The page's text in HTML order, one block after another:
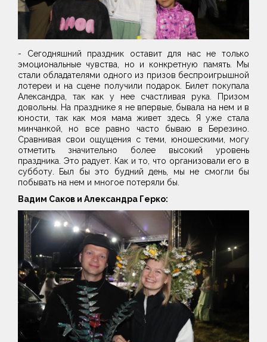
- Сегодняшний праздник оставит для нас не только
эмоциональные чувства, но и конкретную память. Мы
стали обладателями одного из призов беспроигрышной
лотереи и на сцене получили подарок. Билет покупала
Александра, так как у нее счастливая рука. Призом
довольны. На празднике я не впервые, бывала на нем и в
юности, так как моя мама живет здесь. Я уже стала
минчанкой, но все равно часто бываю в Березино.
Сравнивая свои ощущения с теми, юношескими, могу
отметить значительно более высокий уровень
праздника. Это радует. Как и то, что организовали его в
субботу. Был бы это будний день, мы не смогли бы
побывать на нем и многое потеряли бы.
Вадим Саков и Александра Герко: